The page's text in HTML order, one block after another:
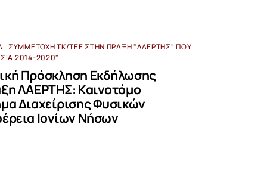
ΣΥΜΜΕΤΟΧΉ ΤΚ/ΤΕΕ ΣΤΗΝ ΠΡΆΞΗ "ΛΑΕΡΤΗΣ" ΠΟΥ
2014-2020"
Πρόσκληση Εκδήλωσης
ΛΑΕΡΤΗΣ: Καινοτόμο
Διαχείρισης Φυσικών
Ιονίων Νήσων